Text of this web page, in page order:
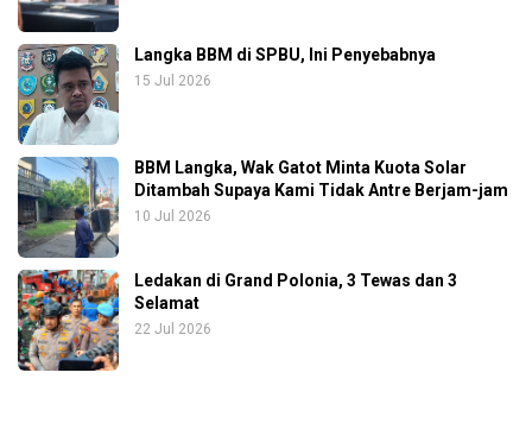
Langka BBM di SPBU, Ini Penyebabnya
15 Jul 2026
BBM Langka, Wak Gatot Minta Kuota Solar
Ditambah Supaya Kami Tidak Antre Berjam-jam
10 Jul 2026
Ledakan di Grand Polonia, 3 Tewas dan 3
Selamat
22 Jul 2026